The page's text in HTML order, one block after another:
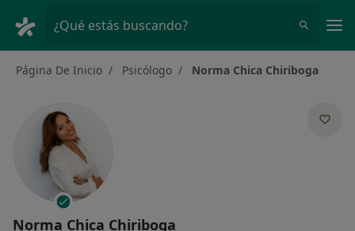
¿Qué estás buscando?
Página De Inicio Psicólogo Norma Chica Chiriboga
Norma Chica Chiriboga